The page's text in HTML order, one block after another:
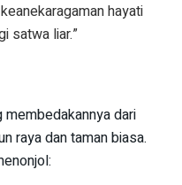
hayati
satwa liar.”
dari
raya dan taman biasa.